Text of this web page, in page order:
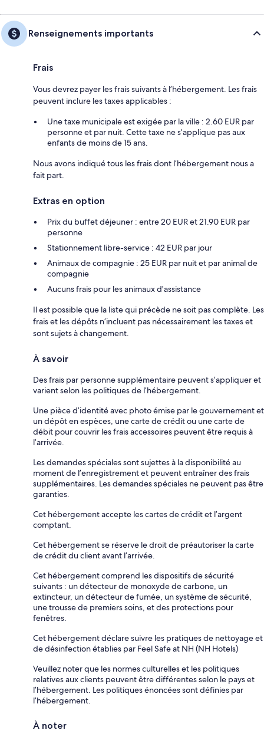
Renseignements importants
Frais
Vous devrez payer les frais suivants à l’hébergement. Les frais
peuvent inclure les taxes applicables :
Une taxe municipale est exigée par la ville : 2.60 EUR par
personne et par nuit. Cette taxe ne s’applique pas aux
enfants de moins de 15 ans.
Nous avons indiqué tous les frais dont l’hébergement nous a
fait part.
Extras en option
Prix du buffet déjeuner : entre 20 EUR et 21.90 EUR par
personne
Stationnement libre-service : 42 EUR par jour
Animaux de compagnie : 25 EUR par nuit et par animal de
compagnie
Aucuns frais pour les animaux d'assistance
Il est possible que la liste qui précède ne soit pas complète. Les
frais et les dépôts n’incluent pas nécessairement les taxes et
sont sujets à changement.
À savoir
Des frais par personne supplémentaire peuvent s’appliquer et
varient selon les politiques de l’hébergement.
Une pièce d’identité avec photo émise par le gouvernement et
un dépôt en espèces, une carte de crédit ou une carte de
débit pour couvrir les frais accessoires peuvent être requis à
l’arrivée.
Les demandes spéciales sont sujettes à la disponibilité au
moment de l’enregistrement et peuvent entraîner des frais
supplémentaires. Les demandes spéciales ne peuvent pas être
garanties.
Cet hébergement accepte les cartes de crédit et l’argent
comptant.
Cet hébergement se réserve le droit de préautoriser la carte
de crédit du client avant l’arrivée.
Cet hébergement comprend les dispositifs de sécurité
suivants : un détecteur de monoxyde de carbone, un
extincteur, un détecteur de fumée, un système de sécurité,
une trousse de premiers soins, et des protections pour
fenêtres.
Cet hébergement déclare suivre les pratiques de nettoyage et
de désinfection établies par Feel Safe at NH (NH Hotels)
Veuillez noter que les normes culturelles et les politiques
relatives aux clients peuvent être différentes selon le pays et
l’hébergement. Les politiques énoncées sont définies par
l’hébergement.
À noter